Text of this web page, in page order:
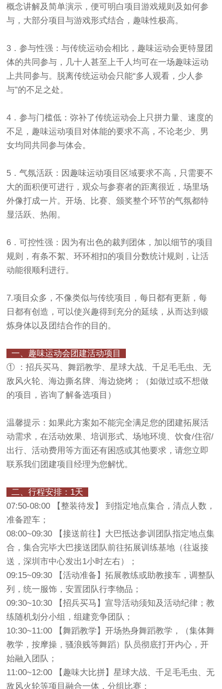
概念讲解及简单演示，便可明白项目游戏规则及如何参
与，大部分项目与游戏形式结合，趣味性极高。
3．参与性强：与传统运动会相比，趣味运动会更特显团
体的共同参与，几十人甚至上千人均可在一场趣味运动
上共同参与。脱离传统运动会只能“多人观看，少人参
与”的不足之处。
4．参与门槛低：弥补了传统运动会上只拼力量、速度的
不足，趣味运动项目对体能的要求不高，不论老少、男
女均同共同参与体会。
5．气氛活跃：因趣味运动项目区域要求不高，只需要不
大的面积便可进行，观众与参赛者的距离很近，场里场
外像打成一片。开场、比赛、颁奖整个环节的气氛都特
显活跃、热闹。
6．可控性强：因为有出色的裁判团体，加以细节的项目
规则，有条不絮、环环相扣的项目分数统计规则，让活
动能很顺利进行。
7.项目众多，不像类似与传统项目，每日都有更新，每
日都有创造，可以使兴趣得到充分的延续，从而达到锻
炼身体以及团结合作的目的。
一、趣味运动会团建活动项目
① ：招兵买马、舞蹈教学、星球大战、千足毛毛虫、无
敌风火轮、海边撕名牌、海边烧烤；（如做过或不想做
的项目，咨询了解备选项目）
温馨提示：如果此方案如不能完全满足您的团建拓展活
动需求，在活动效果、培训形式、场地环境、饮食/住宿/
出行、活动费用等方面还有困惑或其他要求，请您立即
联系我们团建项目经理为您解忧。
二、行程安排：1天
07:50-08:00 【整装待发】 到指定地点集合，清点人数，
准备蹬车；
08:00~09:30 【接送前往】大巴抵达参训团队指定地点集
合，集合完毕大巴接送团队前往拓展训练基地（往返接
送，深圳市中心发出1小时左右）；
09:15~09:30 【活动准备】拓展教练或助教接车，调整队
列，统一服饰，安置团队行李物品；
09:30~10:30 【招兵买马】宣导活动须知及活动纪律；教
练随机划分小组，组建竞争团队；
10:30~11:00 【舞蹈教学】开场热身舞蹈教学，（集体舞
教学，按摩操，骚浪贱等舞蹈）队员彻底打开内心，开
始融入团队；
11:00~12:00 【趣味大比拼】星球大战、千足毛毛虫、无
敌风火轮等项目融合一体，分组比赛；